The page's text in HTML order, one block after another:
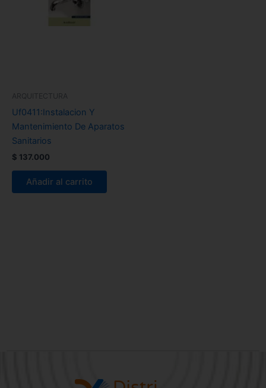
ARQUITECTURA
Uf0411:Instalacion Y
Mantenimiento De Aparatos
Sanitarios
$ 137.000
Añadir al carrito